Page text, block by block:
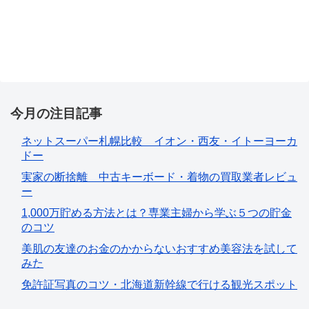
今月の注目記事
ネットスーパー札幌比較 イオン・西友・イトーヨーカ
ドー
実家の断捨離 中古キーボード・着物の買取業者レビュ
ー
1,000万貯める方法とは？専業主婦から学ぶ５つの貯金
のコツ
美肌の友達のお金のかからないおすすめ美容法を試して
みた
免許証写真のコツ・北海道新幹線で行ける観光スポット